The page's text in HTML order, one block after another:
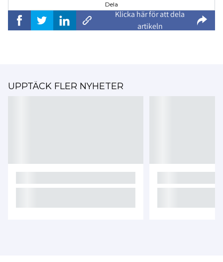
Dela
Klicka här för att dela
artikeln
UPPTÄCK FLER NYHETER